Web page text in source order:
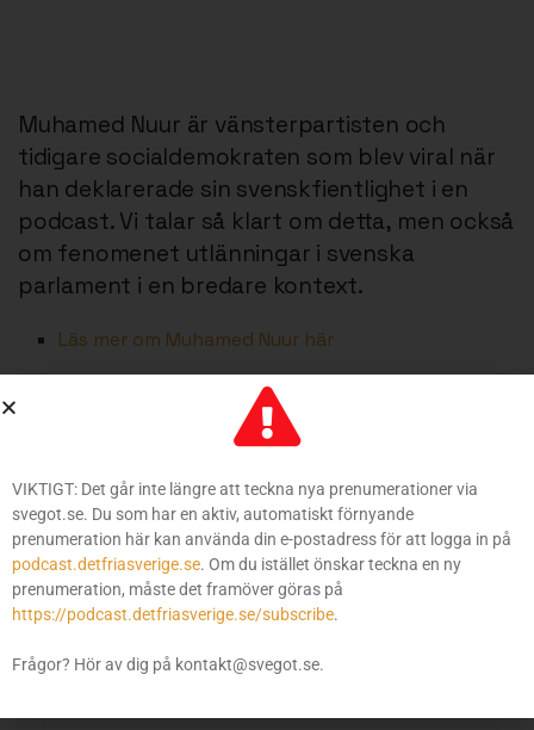
Muhamed Nuur är vänsterpartisten och
tidigare socialdemokraten som blev viral när
han deklarerade sin svenskfientlighet i en
podcast. Vi talar så klart om detta, men också
om fenomenet utlänningar i svenska
parlament i en bredare kontext.
Läs mer om Muhamed Nuur här
Dessutom talar vi om skandalen i Tyskland där en
folkvald politiker gripits av polisen för att han hyrt ut
och varför vill Tido-partierna se en liknande
utveckling i Sverige?
Läs mer om gripandet här
Patrick Wieschke
Tyskland Vänsterpartiet
VIKTIGT: Det går inte längre att teckna nya prenumerationer via
svegot.se. Du som har en aktiv, automatiskt förnyande
prenumeration här kan använda din e-postadress för att logga in på
podcast.detfriasverige.se. Om du istället önskar teckna en ny
prenumeration, måste det framöver göras på
https://podcast.detfriasverige.se/subscribe.
Frågor? Hör av dig på kontakt@svegot.se.